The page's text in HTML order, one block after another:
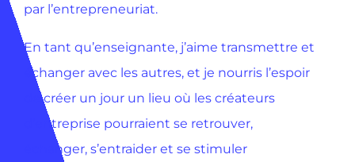
par l’entrepreneuriat.
En tant qu’enseignante, j’aime transmettre et
échanger avec les autres, et je nourris l’espoir
de créer un jour un lieu où les créateurs
d’entreprise pourraient se retrouver,
échanger, s’entraider et se stimuler